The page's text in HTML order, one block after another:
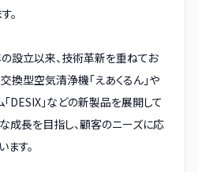
。
設立以来、技術革新を重ねてお
換型空気清浄機「えあくるん」や
DESIX」などの新製品を展開して
な成長を目指し、顧客のニーズに応
す。